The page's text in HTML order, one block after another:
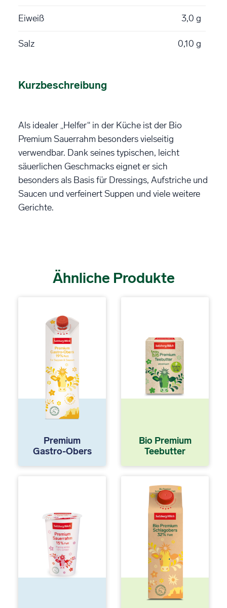
Eiweiß 3,0 g
Salz 0,10 g
Kurzbeschreibung
Als idealer „Helfer“ in der Küche ist der Bio
Premium Sauerrahm besonders vielseitig
verwendbar. Dank seines typischen, leicht
säuerlichen Geschmacks eignet er sich
besonders als Basis für Dressings, Aufstriche und
Saucen und verfeinert Suppen und viele weitere
Gerichte.
Ähnliche Produkte
Premium
Gastro-Obers
Bio Premium
Teebutter